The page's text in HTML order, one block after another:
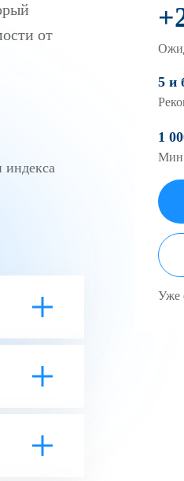
от
индекса
5 и
1
Мин.
Уже